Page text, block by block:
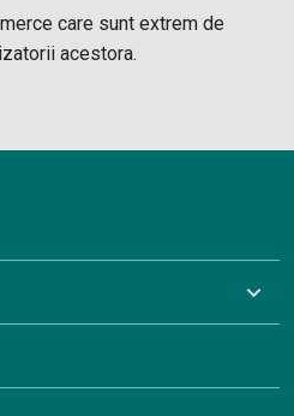
care sunt extrem de
acestora.